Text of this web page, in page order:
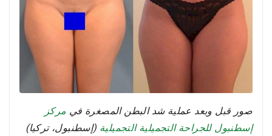
صور قبل وبعد عملية شد البطن المصغرة في مركز
إسطنبول للجراحة التجميلية التجميلية (إسطنبول، تركيا)